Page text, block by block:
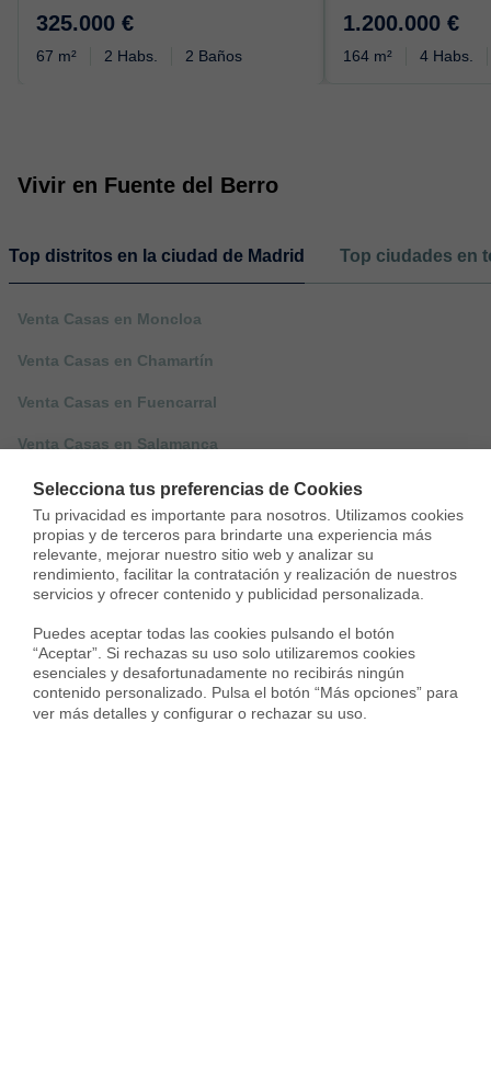
Selecciona tus preferencias de Cookies
Tu privacidad es importante para nosotros. Utilizamos cookies
propias y de terceros para brindarte una experiencia más
relevante, mejorar nuestro sitio web y analizar su
rendimiento, facilitar la contratación y realización de nuestros
servicios y ofrecer contenido y publicidad personalizada.
Puedes aceptar todas las cookies pulsando el botón
“Aceptar”. Si rechazas su uso solo utilizaremos cookies
esenciales y desafortunadamente no recibirás ningún
contenido personalizado. Pulsa el botón “Más opciones” para
ver más detalles y configurar o rechazar su uso.
325.000 €
67 m² 2 Habs. 2 Baños
1.200.000 €
164 m² 4 Habs.
Vivir en Fuente del Berro
Top distritos en la ciudad de Madrid Top ciudades en
Venta Casas en Moncloa
Venta Casas en Chamartín
Venta Casas en Fuencarral
Venta Casas en Salamanca
Venta Casas en San Blas